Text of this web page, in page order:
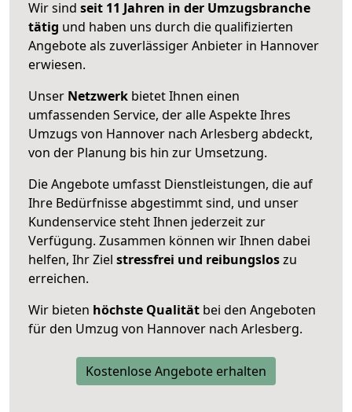
Wir sind seit 11 Jahren in der Umzugsbranche
tätig und haben uns durch die qualifizierten
Angebote als zuverlässiger Anbieter in Hannover
erwiesen.
Unser Netzwerk bietet Ihnen einen
umfassenden Service, der alle Aspekte Ihres
Umzugs von Hannover nach Arlesberg abdeckt,
von der Planung bis hin zur Umsetzung.
Die Angebote umfasst Dienstleistungen, die auf
Ihre Bedürfnisse abgestimmt sind, und unser
Kundenservice steht Ihnen jederzeit zur
Verfügung. Zusammen können wir Ihnen dabei
helfen, Ihr Ziel stressfrei und reibungsloszu
erreichen.
Wir bieten höchste Qualität bei den Angeboten
für den Umzug von Hannover nach Arlesberg.
Kostenlose Angebote erhalten